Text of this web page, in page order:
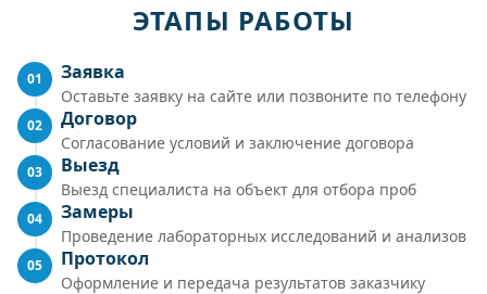
ЭТАПЫ РАБОТЫ
01 Заявка
Оставьте заявку на сайте или позвоните по телефону
02 Договор
Согласование условий и заключение договора
03 Выезд
Выезд специалиста на объект для отбора проб
04 Замеры
Проведение лабораторных исследований и анализов
05 Протокол
Оформление и передача результатов заказчику